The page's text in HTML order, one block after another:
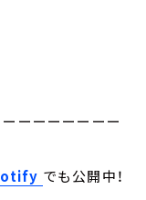
ーーーーーーー
でも公開中！